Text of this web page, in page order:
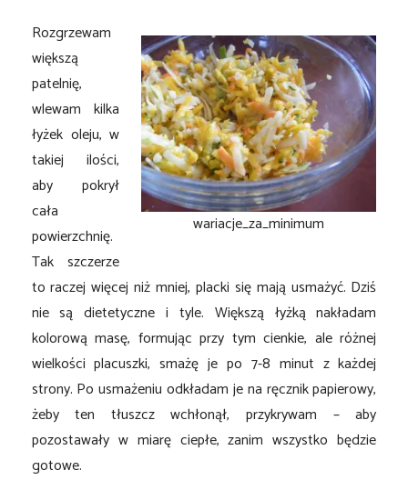
wariacje_za_minimum
Rozgrzewam
większą
patelnię,
wlewam kilka
łyżek oleju, w
takiej ilości,
aby pokrył
cała
powierzchnię.
Tak szczerze
to raczej więcej niż mniej, placki się mają usmażyć. Dziś
nie są dietetyczne i tyle. Większą łyżką nakładam
kolorową masę, formując przy tym cienkie, ale różnej
wielkości placuszki, smażę je po 7-8 minut z każdej
strony. Po usmażeniu odkładam je na ręcznik papierowy,
żeby ten tłuszcz wchłonął, przykrywam – aby
pozostawały w miarę ciepłe, zanim wszystko będzie
gotowe.